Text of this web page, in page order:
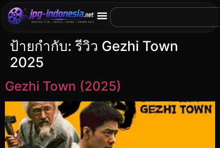
ป้ายกำกับ:รีวิว Gezhi Town
2025
Gezhi Town (2025)